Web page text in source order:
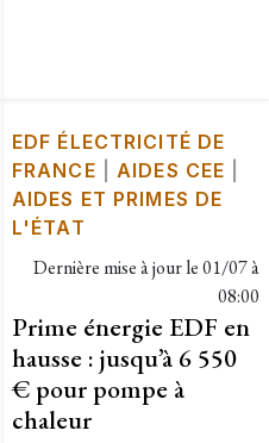
EDF ÉLECTRICITÉ DE
FRANCE
AIDES CEE
AIDES ET PRIMES DE
L'ÉTAT
Dernière mise à jour le01/07 à
08:00
Prime énergie EDF en
hausse : jusqu’à 6 550
€ pour pompe à
chaleur